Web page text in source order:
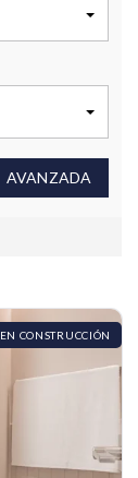
AVANZADA
EN CONSTRUCCIÓN